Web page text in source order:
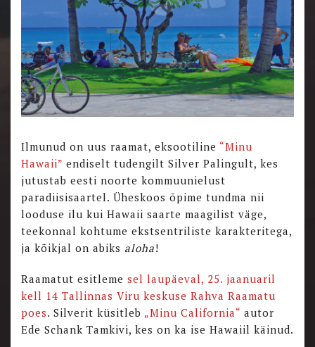
Ilmunud on uus raamat, eksootiline “Minu
Hawaii” endiselt tudengilt Silver Palingult, kes
jutustab eesti noorte kommuunielust
paradiisisaartel. Üheskoos õpime tundma nii
looduse ilu kui Hawaii saarte maagilist väge,
teekonnal kohtume ekstsentriliste karakteritega,
ja kõikjal on abiks aloha!
Raamatut esitleme sel laupäeval, 25. jaanuaril
kell 14 Tallinnas Viru keskuse Rahva Raamatu
poes. Silverit küsitleb „Minu California“ autor
Ede Schank Tamkivi, kes on ka ise Hawaiil käinud.